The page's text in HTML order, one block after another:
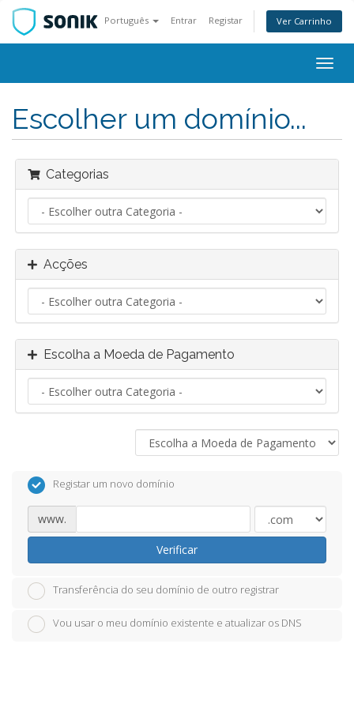
Português Entrar Registar Ver Carrinho
Escolher um domínio...
Categorias
Acções
Escolha a Moeda de Pagamento
Registar um novo domínio
www.
Verificar
Transferência do seu domínio de outro registrar
Vou usar o meu domínio existente e atualizar os DNS